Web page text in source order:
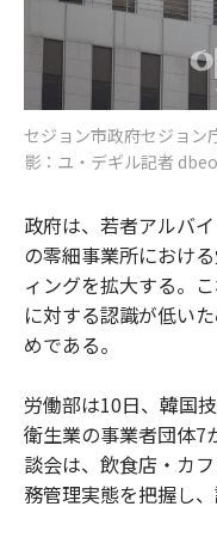
セジョン市政府セジョン
影：ユ・デギル記者
政府は、若者アルバ
の零細事業所におけ
ィングを拡大する。
に対する認識が低い
めである。
労働部は10日、韓国
衛生業の事業者団体7
談会は、飲食店・カ
務管理実態を把握し